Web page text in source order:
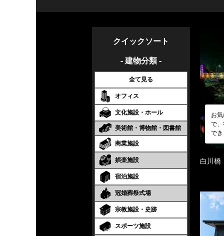
クイックソート
- 建物分類 -
全て見る
オフィス
文化施設・ホール
美術館・博物館・図書館
商業施設
娯楽施設
宿泊施設
冠婚葬祭式場
宗教施設・史跡
スポーツ施設
お
で
で
白川橋